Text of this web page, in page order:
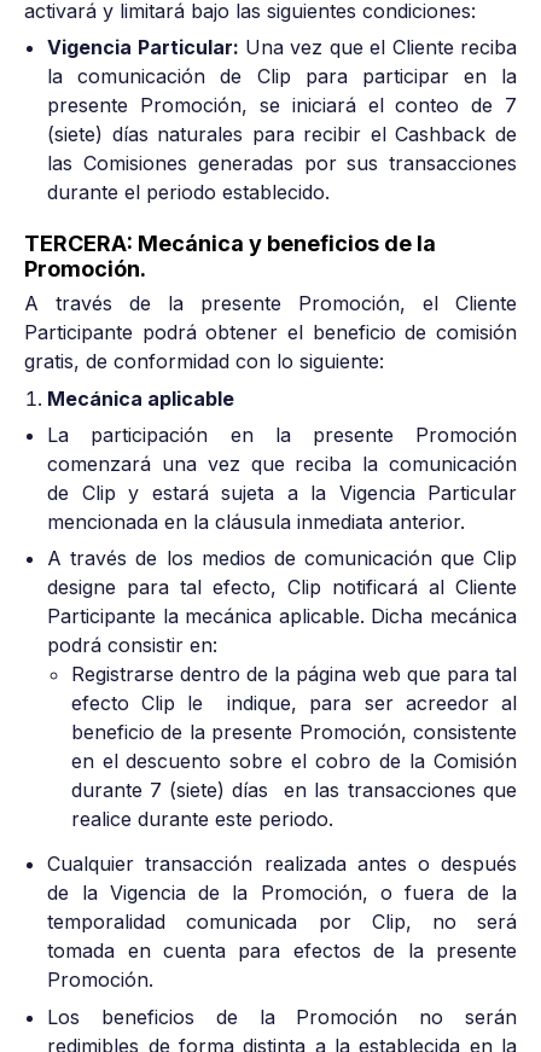
activará y limitará bajo las siguientes condiciones:
Vigencia Particular: Una vez que el Cliente reciba
la comunicación de Clip para participar en la
presente Promoción, se iniciará el conteo de 7
(siete) días naturales para recibir el Cashback de
las Comisiones generadas por sus transacciones
durante el periodo establecido.
TERCERA: Mecánica y beneficios de la
Promoción.
A través de la presente Promoción, el Cliente
Participante podrá obtener el beneficio de comisión
gratis, de conformidad con lo siguiente:
Mecánica aplicable
La participación en la presente Promoción
comenzará una vez que reciba la comunicación
de Clip y estará sujeta a la Vigencia Particular
mencionada en la cláusula inmediata anterior.
A través de los medios de comunicación que Clip
designe para tal efecto, Clip notificará al Cliente
Participante la mecánica aplicable. Dicha mecánica
podrá consistir en:
Registrarse dentro de la página web que para tal
efecto Clip le indique, para ser acreedor al
beneficio de la presente Promoción, consistente
en el descuento sobre el cobro de la Comisión
durante 7 (siete) días en las transacciones que
realice durante este periodo.
Cualquier transacción realizada antes o después
de la Vigencia de la Promoción, o fuera de la
temporalidad comunicada por Clip, no será
tomada en cuenta para efectos de la presente
Promoción.
Los beneficios de la Promoción no serán
redimibles de forma distinta a la establecida en la